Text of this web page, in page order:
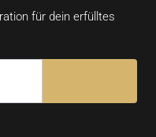
für dein erfülltes